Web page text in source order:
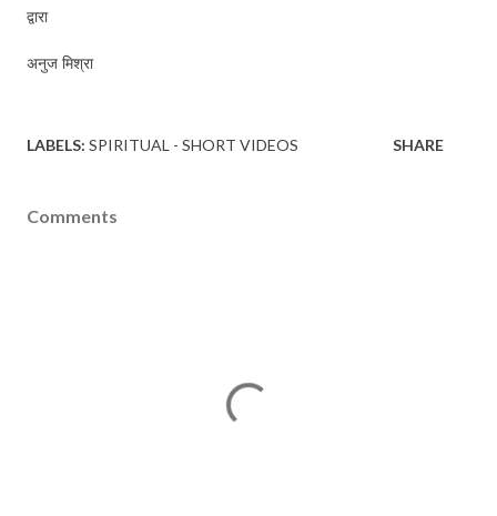
द्वारा
अनुज मिश्रा
LABELS: SPIRITUAL - SHORT VIDEOS SHARE
Comments